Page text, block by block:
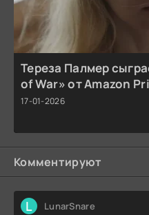
Тереза Палмер
of War» от Amazon
17-01-2026
Комментируют
L LunarSnare